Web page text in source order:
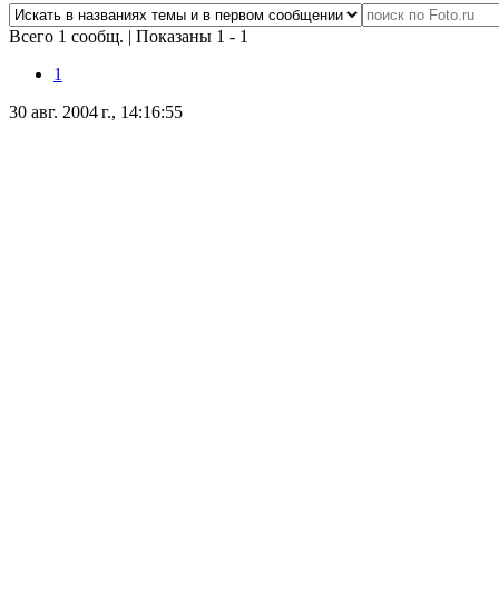
Всего 1 сообщ. | Показаны 1 - 1
1
30 авг. 2004 г., 14:16:55